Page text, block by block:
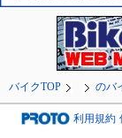
バイクTOP のバ
利用規約